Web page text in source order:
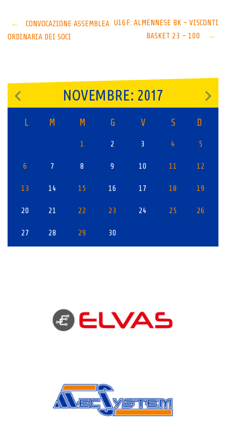
Post
←
CONVOCAZIONE ASSEMBLEA
ORDINARIA DEI SOCI
U16F: ALMENNESE BK – VISCONTI
BASKET 23 – 100
→
NOVEMBRE: 2017
L M M G V S D
1 2 3 4 5
6 7 8 9 10 11 12
13 14 15 16 17 18 19
20 21 22 23 24 25 26
27 28 29 30